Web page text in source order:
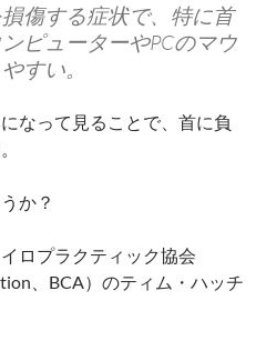
傷する症状で、特に首
ピューターやPCのマウ
すい。
なって見ることで、首に負
か？
ロプラクティック協会
、BCA）のティム・ハッチ